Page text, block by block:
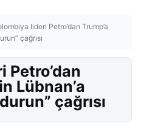
lideri Petro’dan Trump’a
çağrısı
Petro’dan
Lübnan’a
çağrısı